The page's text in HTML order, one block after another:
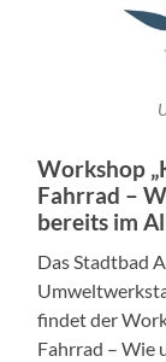
Workshop
Fahrrad –
bereits im
Das Stadtbad
findet der
Fahrrad – Wie